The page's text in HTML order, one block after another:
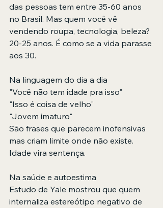
das pessoas tem entre 35-60 anos
no Brasil. Mas quem você vê
vendendo roupa, tecnologia, beleza?
20-25 anos. É como se a vida parasse
aos 30.
Na linguagem do dia a dia
"Você não tem idade pra isso"
"Isso é coisa de velho"
"Jovem imaturo"
São frases que parecem inofensivas
mas criam limite onde não existe.
Idade vira sentença.
Na saúde e autoestima
Estudo de Yale mostrou que quem
internaliza estereótipo negativo de